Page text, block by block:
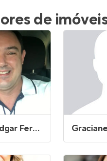
de
Cristiano Edgar Fernandes Rizo